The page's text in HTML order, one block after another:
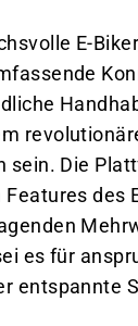
E-
sein. Die
des
es für
entspannte